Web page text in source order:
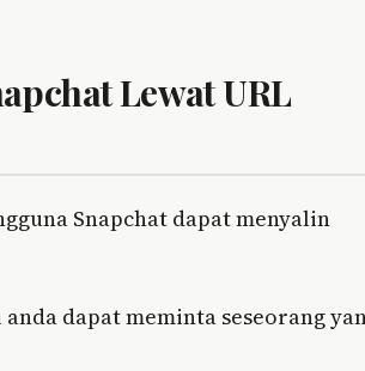
Lewat URL
Snapchat dapat menyalin
dapat meminta seseorang